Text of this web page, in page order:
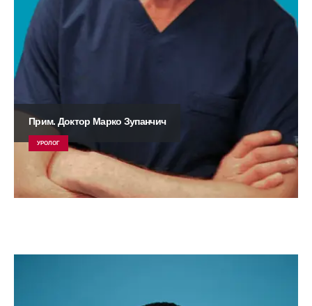
Прим. Доктор Марко Зупанчич
УРОЛОГ